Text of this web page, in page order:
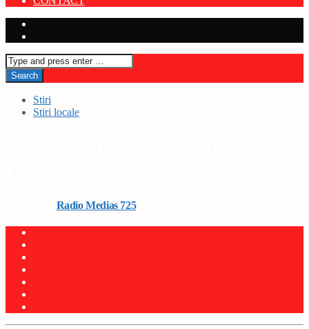
Stiri
Stiri locale
Radio Medias 725on 23 februarie 2025